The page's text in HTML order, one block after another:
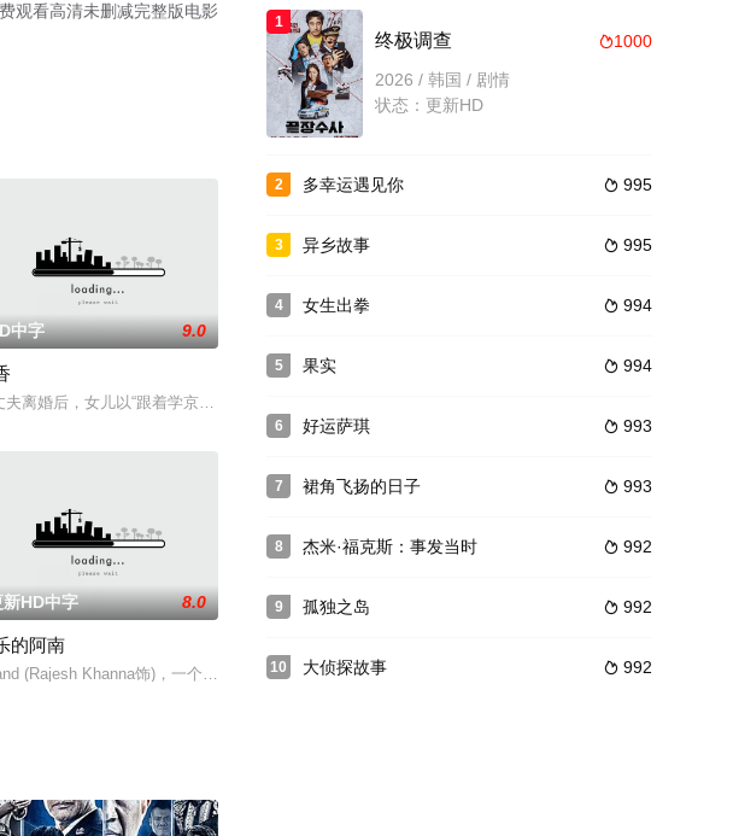
观看高清未删减完整版电影
田宽治,
层阴霾，邻居除了房东夫妇，还有一名单亲妈
le petit garç
中字 9.0
夫离婚后，女儿以“跟着学京戏”为由将10岁的儿子京京（费洋）丢给了早年丧妻今独自在南方城市生活的
劳动改变自己和家人的生活状况，但倒霉的他
gang,
HD中字 8.0
的阿南
(Rajesh Khanna饰)，一个癌症末期的病人，却活得问心无愧，不像其他抑郁和绝望病人，他享受
1
1000
终极调查
2026 / 韩国 / 剧情
状态：更新HD
2  995
多幸运遇见你
3  995
异乡故事
4  994
女生出拳
5  994
果实
6  993
好运萨琪
7  993
裙角飞扬的日子
8  992
杰米·福克斯：事发当时
9  992
孤独之岛
10  992
大侦探故事